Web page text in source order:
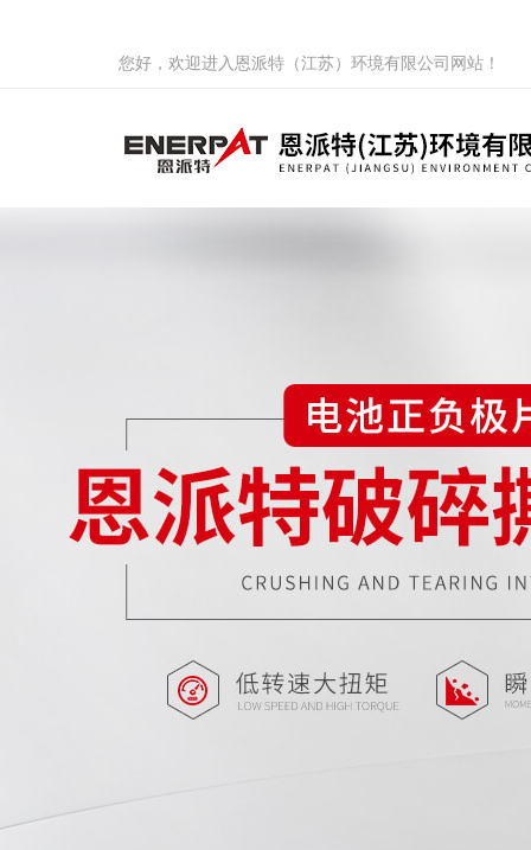
您好，欢迎进入恩派特（江苏）环境有限公司网站！